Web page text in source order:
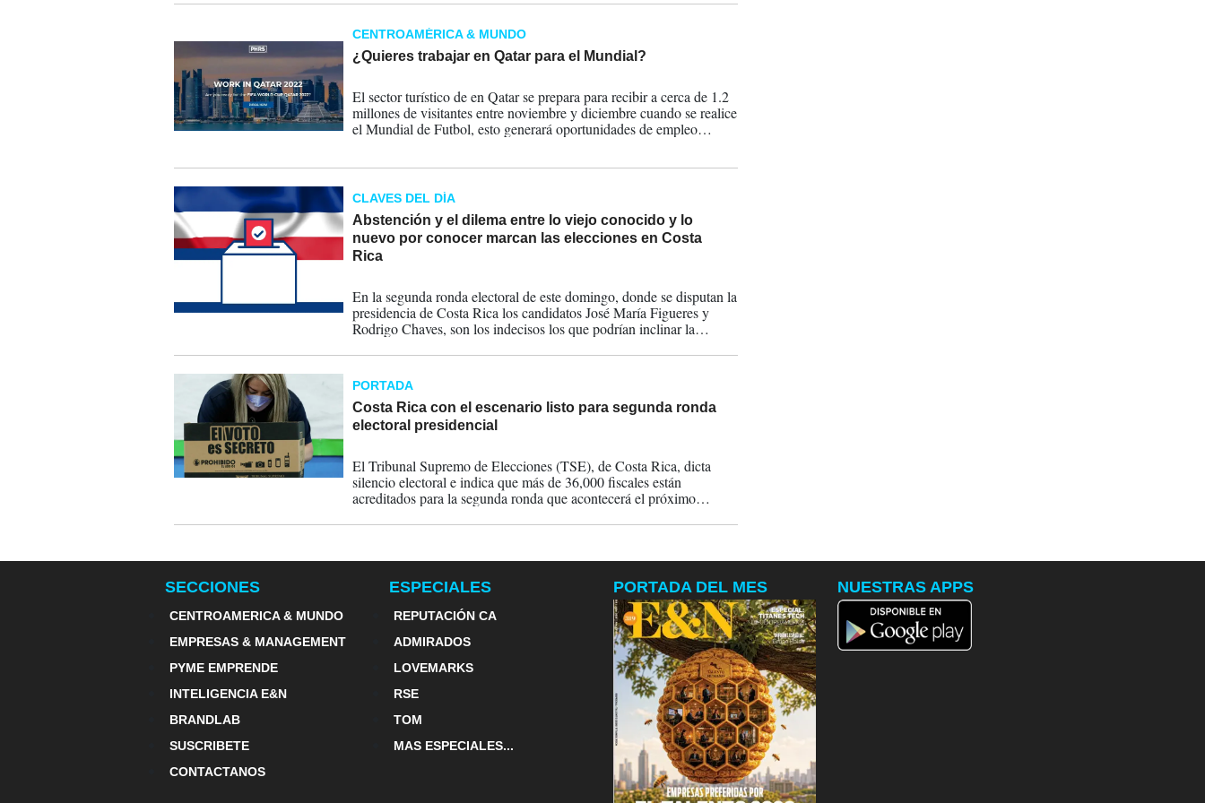
CENTROAMÉRICA & MUNDO
¿Quieres trabajar en Qatar para el Mundial?
El sector turístico de en Qatar se prepara para recibir a cerca de 1.2
millones de visitantes entre noviembre y diciembre cuando se realice
el Mundial de Futbol, esto generará oportunidades de empleo
CLAVES DEL DÍA
Abstención y el dilema entre lo viejo conocido y lo
nuevo por conocer marcan las elecciones en Costa
Rica
En la segunda ronda electoral de este domingo, donde se disputan la
presidencia de Costa Rica los candidatos José María Figueres y
Rodrigo Chaves, son los indecisos los que podrían inclinar la
PORTADA
Costa Rica con el escenario listo para segunda ronda
electoral presidencial
El Tribunal Supremo de Elecciones (TSE), de Costa Rica, dicta
silencio electoral e indica que más de 36,000 fiscales están
acreditados para la segunda ronda que acontecerá el próximo
SECCIONES
CENTROAMERICA & MUNDO
EMPRESAS & MANAGEMENT
PYME EMPRENDE
INTELIGENCIA E&N
BRANDLAB
SUSCRIBETE
CONTACTANOS
ESPECIALES
REPUTACIÓN CA
ADMIRADOS
LOVEMARKS
RSE
TOM
MAS ESPECIALES...
PORTADA DEL MES NUESTRAS APPS